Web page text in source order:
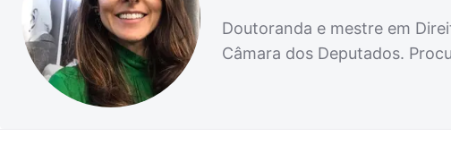
Doutoranda e mestre em
Câmara dos Deputados.